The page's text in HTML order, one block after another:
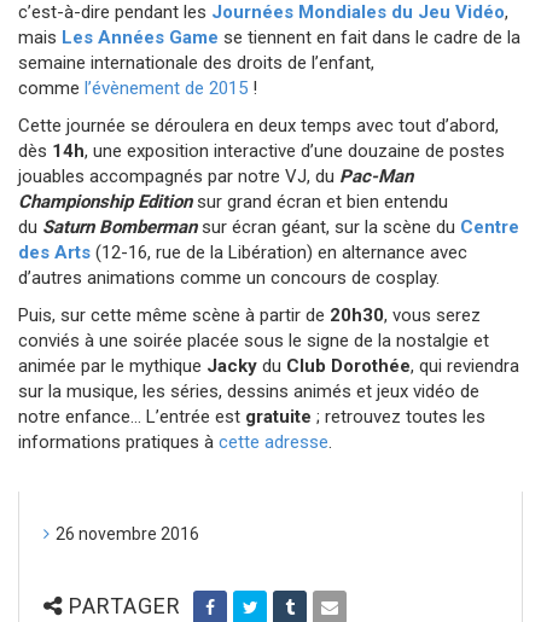
c’est-à-dire pendant les Journées Mondiales du Jeu Vidéo,
mais Les Années Game se tiennent en fait dans le cadre de la
semaine internationale des droits de l’enfant,
comme l’évènement de 2015 !
Cette journée se déroulera en deux temps avec tout d’abord,
dès 14h, une exposition interactive d’une douzaine de postes
jouables accompagnés par notre VJ, du Pac-Man
Championship Editionsur grand écran et bien entendu
du Saturn Bombermansur écran géant, sur la scène du Centre
des Arts (12-16, rue de la Libération) en alternance avec
d’autres animations comme un concours de cosplay.
Puis, sur cette même scène à partir de 20h30, vous serez
conviés à une soirée placée sous le signe de la nostalgie et
animée par le mythique Jacky du Club Dorothée, qui reviendra
sur la musique, les séries, dessins animés et jeux vidéo de
notre enfance… L’entrée est gratuite ; retrouvez toutes les
informations pratiques à cette adresse.
26 novembre 2016
PARTAGER